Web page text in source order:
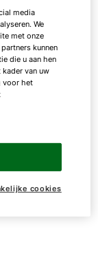
als uw
vooral
één
vaak
capaciteit
te voorzien.
media
We
met onze
kunnen
die u aan hen
van uw
voor het
cookies